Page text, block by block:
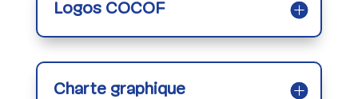
Logos COCOF
Charte graphique